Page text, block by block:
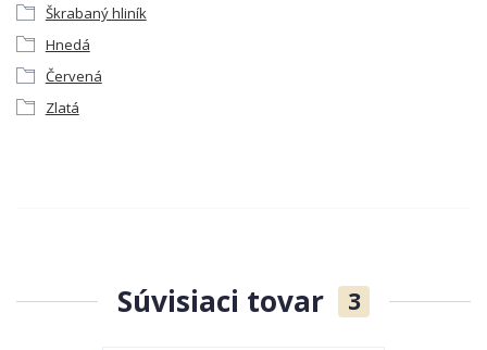
Škrabaný hliník
Hnedá
Červená
Zlatá
Súvisiaci tovar 3